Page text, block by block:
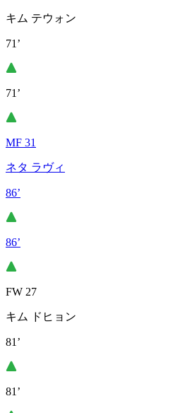
キム テウォン
71’
71’
MF 31
ネタ ラヴィ
86’
86’
FW 27
キム ドヒョン
81’
81’